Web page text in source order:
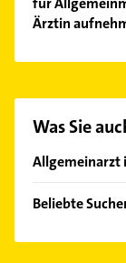
Ärztin
unserem
finden Sie alle
Was Sie
Allgemeinarzt
Bobingen
Kissing
Beliebte